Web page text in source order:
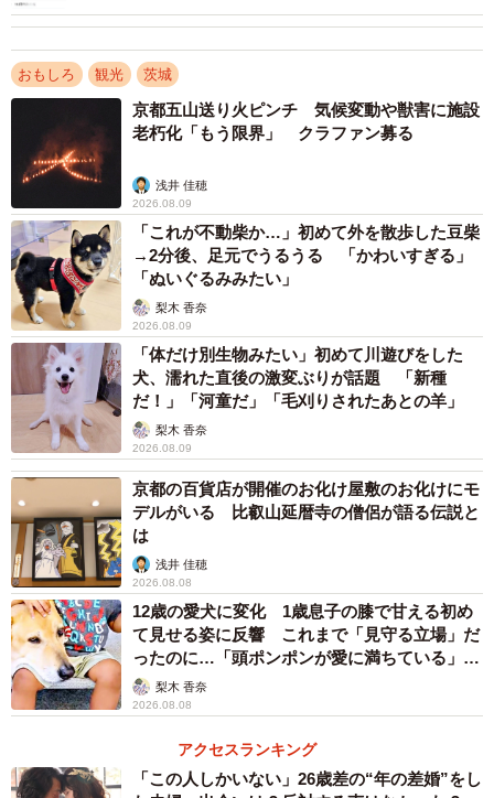
おもしろ 観光 茨城
京都五山送り火ピンチ 気候変動や獣害に施設
老朽化「もう限界」 クラファン募る
浅井 佳穂
2026.08.09
「これが不動柴か…」初めて外を散歩した豆柴
→2分後、足元でうるうる 「かわいすぎる」
「ぬいぐるみみたい」
梨木 香奈
2026.08.09
「体だけ別生物みたい」初めて川遊びをした
犬、濡れた直後の激変ぶりが話題 「新種
だ！」「河童だ」「毛刈りされたあとの羊」
梨木 香奈
2026.08.09
京都の百貨店が開催のお化け屋敷のお化けにモ
デルがいる 比叡山延暦寺の僧侶が語る伝説と
は
浅井 佳穂
2026.08.08
12歳の愛犬に変化 1歳息子の膝で甘える初め
て見せる姿に反響 これまで「見守る立場」だ
ったのに…「頭ポンポンが愛に満ちている」
「尊…」
梨木 香奈
2026.08.08
アクセスランキング
「この人しかいない」26歳差の“年の差婚”をし